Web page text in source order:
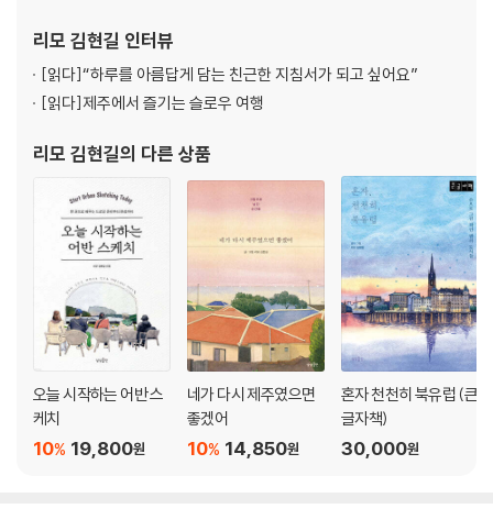
13 차귀도의 노을
14 광치기 해변과 성산일출봉
16 잊혀진 돌창고
17 함덕 서우봉 해변
18 제주올레여행자센터
19 저지오름과 돌담
20 제주 목관아
21 신풍목장
22 영실의 가을
23 달리책방
24 협재 해변
25 사계리와 산방산
리모 김현길 인터뷰
[읽다]“하루를 아름답게 담는 친근한 지침서가 되고 싶어요”
[읽다]제주에서 즐기는 슬로우 여행
리모 김현길의 다른 상품
오늘 시작하는 어반 스
케치
19,800원
10%
네가 다시 제주였으면
좋겠어
14,850원
10%
혼자 천천히 북유럽 (큰
글자책)
30,000원